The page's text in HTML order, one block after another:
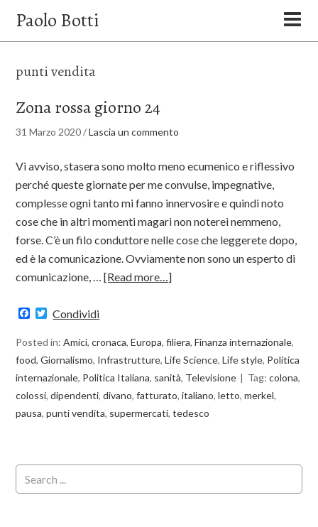
Paolo Botti
punti vendita
Zona rossa giorno 24
31 Marzo 2020/Lascia un commento
Vi avviso, stasera sono molto meno ecumenico e riflessivo
perché queste giornate per me convulse, impegnative,
complesse ogni tanto mi fanno innervosire e quindi noto
cose che in altri momenti magari non noterei nemmeno,
forse. C’è un filo conduttore nelle cose che leggerete dopo,
ed è la comunicazione. Ovviamente non sono un esperto di
comunicazione, …[Read more…]
Facebook
Twitter
Condividi
Posted in:Amici,cronaca,Europa,filiera,Finanza internazionale,
food,Giornalismo, Infrastrutture,Life Science,Life style, Politica
internazionale, Politica Italiana, sanità, Televisione Tag:colona,
colossi,dipendenti,divano,fatturato,italiano,letto,merkel,
pausa,punti vendita, supermercati,tedesco